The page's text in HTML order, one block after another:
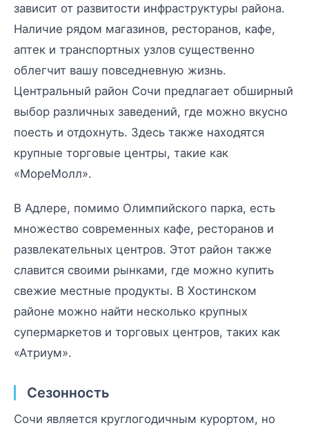
зависит от развитости инфраструктуры района.
Наличие рядом магазинов, ресторанов, кафе,
аптек и транспортных узлов существенно
облегчит вашу повседневную жизнь.
Центральный район Сочи предлагает обширный
выбор различных заведений, где можно вкусно
поесть и отдохнуть. Здесь также находятся
крупные торговые центры, такие как
«МореМолл».
В Адлере, помимо Олимпийского парка, есть
множество современных кафе, ресторанов и
развлекательных центров. Этот район также
славится своими рынками, где можно купить
свежие местные продукты. В Хостинском
районе можно найти несколько крупных
супермаркетов и торговых центров, таких как
«Атриум».
Сезонность
Сочи является круглогодичным курортом, но